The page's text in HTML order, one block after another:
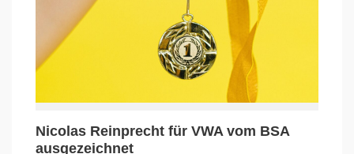
Nicolas Reinprecht für VWA vom BSA
ausgezeichnet